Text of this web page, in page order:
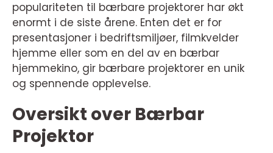
populariteten til bærbare projektorer har økt
enormt i de siste årene. Enten det er for
presentasjoner i bedriftsmiljøer, filmkvelder
hjemme eller som en del av en bærbar
hjemmekino, gir bærbare projektorer en unik
og spennende opplevelse.
Oversikt over Bærbar
Projektor